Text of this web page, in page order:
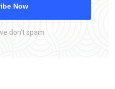
Now
don’t spam